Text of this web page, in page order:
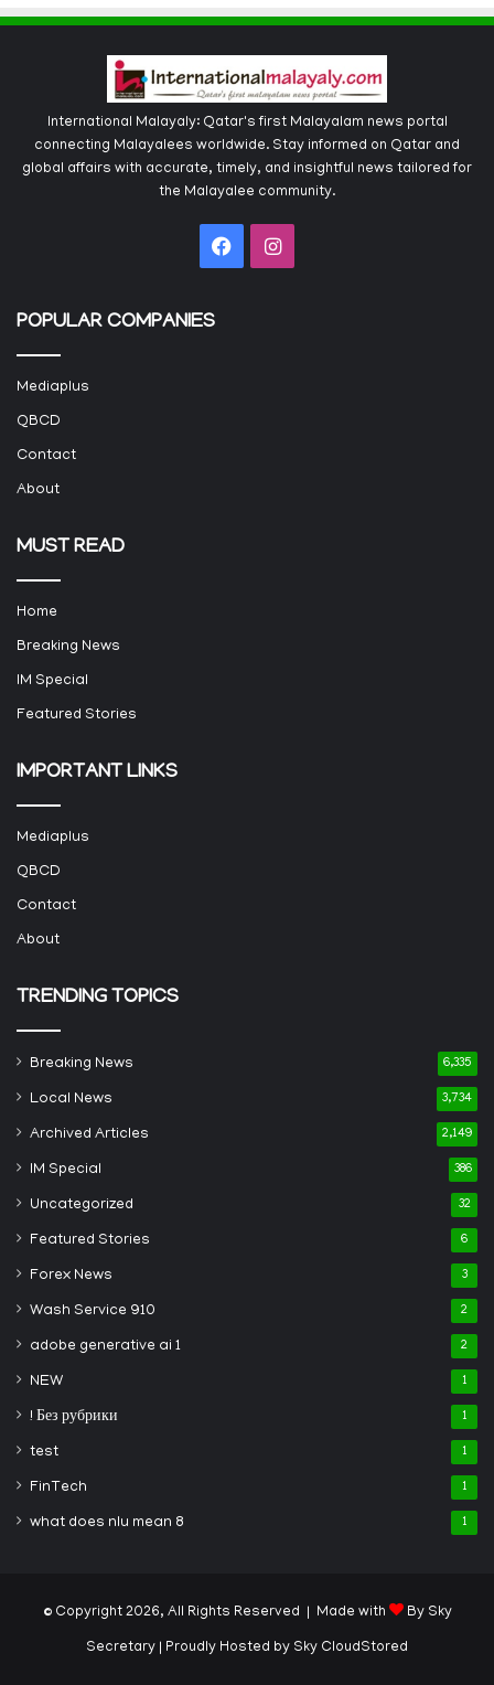
International Malayaly: Qatar's first Malayalam news portal
connecting Malayalees worldwide. Stay informed on Qatar and
global affairs with accurate, timely, and insightful news tailored for
the Malayalee community.
FacebookInstagram
POPULAR COMPANIES
Mediaplus
QBCD
Contact
About
MUST READ
Home
Breaking News
IM Special
Featured Stories
IMPORTANT LINKS
Mediaplus
QBCD
Contact
About
TRENDING TOPICS
Breaking News 6,335
Local News 3,734
Archived Articles 2,149
IM Special 386
Uncategorized 32
Featured Stories 6
Forex News 3
Wash Service 910 2
adobe generative ai 1 2
NEW 1
! Без рубрики 1
test 1
FinTech 1
what does nlu mean 8 1
© Copyright 2026, All Rights Reserved | Made with By Sky
Secretary | Proudly Hosted by Sky CloudStored